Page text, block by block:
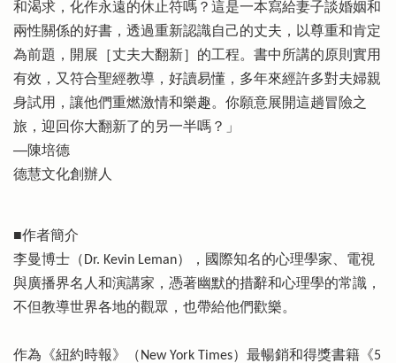
和渴求，化作永遠的休止符嗎？這是一本寫給妻子談婚姻和
兩性關係的好書，透過重新認識自己的丈夫，以尊重和肯定
為前題，開展［丈夫大翻新］的工程。書中所講的原則實用
有效，又符合聖經教導，好讀易懂，多年來經許多對夫婦親
身試用，讓他們重燃激情和樂趣。你願意展開這趟冒險之
旅，迎回你大翻新了的另一半嗎？」
──陳培德
德慧文化創辦人
■作者簡介
李曼博士（Dr. Kevin Leman），國際知名的心理學家、電視
與廣播界名人和演講家，憑著幽默的措辭和心理學的常識，
不但教導世界各地的觀眾，也帶給他們歡樂。
作為《紐約時報》（New York Times）最暢銷和得獎書籍《5